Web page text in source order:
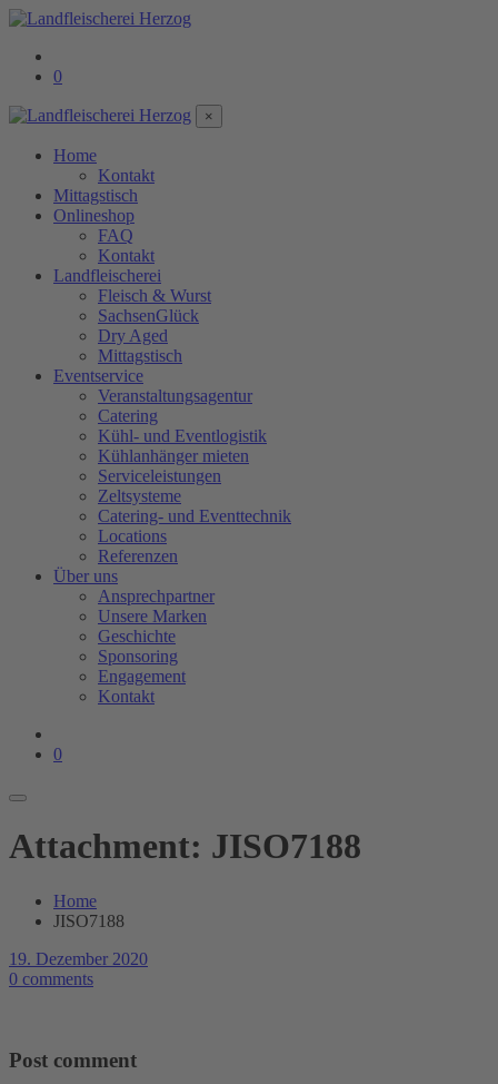
0
×
Home
Kontakt
Mittagstisch
Onlineshop
FAQ
Kontakt
Landfleischerei
Fleisch & Wurst
SachsenGlück
Dry Aged
Mittagstisch
Eventservice
Veranstaltungsagentur
Catering
Kühl- und Eventlogistik
Kühlanhänger mieten
Serviceleistungen
Zeltsysteme
Catering- und Eventtechnik
Locations
Referenzen
Über uns
Ansprechpartner
Unsere Marken
Geschichte
Sponsoring
Engagement
Kontakt
0
Attachment: JISO7188
Home
JISO7188
19. Dezember 2020
0 comments
Post comment